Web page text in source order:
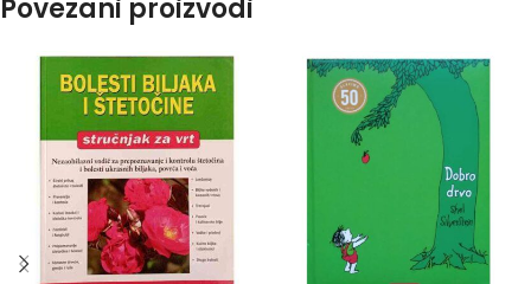
Povezani proizvodi